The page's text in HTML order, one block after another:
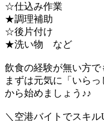
☆仕込み作業
★調理補助
☆後片付け
★洗い物 など
飲食の経験が無い方
まずは元気に「いらっ
から始めましょう♪♪
＼空港バイトでスキ